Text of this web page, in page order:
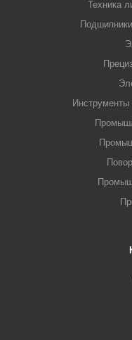
Техника